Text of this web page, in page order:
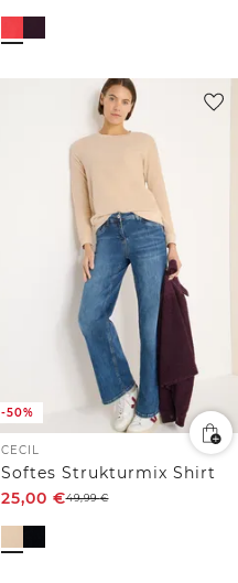
-50%
CECIL
Softes Strukturmix Shirt
25,00 €49,99€